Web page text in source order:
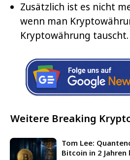
Zusätzlich ist es nicht
wenn man
Kryptowährung tauscht.
Weitere Breaking
Tom Lee:
Bitcoin in 2 Jahren